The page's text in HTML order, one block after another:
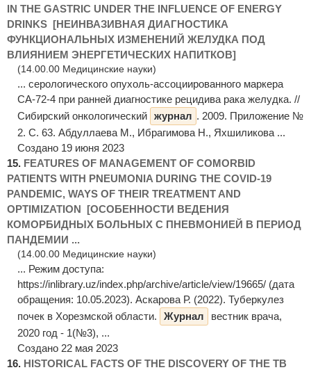
IN THE GASTRIC UNDER THE INFLUENCE OF ENERGY
DRINKS [НЕИНВАЗИВНАЯ ДИАГНОСТИКА
ФУНКЦИОНАЛЬНЫХ ИЗМЕНЕНИЙ ЖЕЛУДКА ПОД
ВЛИЯНИЕМ ЭНЕРГЕТИЧЕСКИХ НАПИТКОВ]
(14.00.00 Медицинские науки)
... серологического опухоль-ассоциированного маркера
СА-72-4 при ранней диагностике рецидива рака желудка. //
Сибирский онкологический журнал . 2009. Приложение №
2. С. 63. Абдуллаева М., Ибрагимова Н., Яхшиликова ...
Создано 19 июня 2023
15. FEATURES OF MANAGEMENT OF COMORBID
PATIENTS WITH PNEUMONIA DURING THE COVID-19
PANDEMIC, WAYS OF THEIR TREATMENT AND
OPTIMIZATION [ОСОБЕННОСТИ ВЕДЕНИЯ
КОМОРБИДНЫХ БОЛЬНЫХ С ПНЕВМОНИЕЙ В ПЕРИОД
ПАНДЕМИИ ...
(14.00.00 Медицинские науки)
... Режим доступа:
https://inlibrary.uz/index.php/archive/article/view/19665/ (дата
обращения: 10.05.2023). Аскарова Р. (2022). Туберкулез
почек в Хорезмской области.
Журнал
вестник врача,
2020 год - 1(№3), ...
Создано 22 мая 2023
16. HISTORICAL FACTS OF THE DISCOVERY OF THE TB